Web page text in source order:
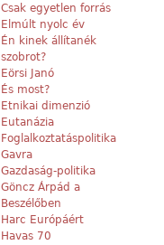
Csak egyetlen forrás
Elmúlt nyolc év
Én kinek állítanék
szobrot?
Eörsi Janó
És most?
Etnikai dimenzió
Eutanázia
Foglalkoztatáspolitika
Gavra
Gazdaság-politika
Göncz Árpád a
Beszélőben
Harc Európáért
Havas 70